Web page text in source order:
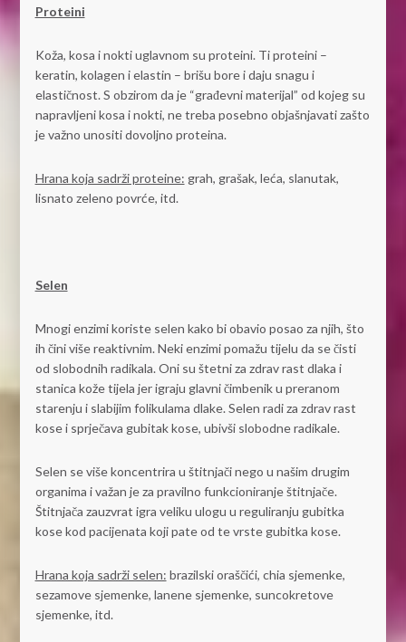
Proteini
Koža, kosa i nokti uglavnom su proteini. Ti proteini –
keratin, kolagen i elastin – brišu bore i daju snagu i
elastičnost. S obzirom da je “građevni materijal” od kojeg su
napravljeni kosa i nokti, ne treba posebno objašnjavati zašto
je važno unositi dovoljno proteina.
Hrana koja sadrži proteine: grah, grašak, leća, slanutak,
lisnato zeleno povrće, itd.
Selen
Mnogi enzimi koriste selen kako bi obavio posao za njih, što
ih čini više reaktivnim. Neki enzimi pomažu tijelu da se čisti
od slobodnih radikala. Oni su štetni za zdrav rast dlaka i
stanica kože tijela jer igraju glavni čimbenik u preranom
starenju i slabijim folikulama dlake. Selen radi za zdrav rast
kose i sprječava gubitak kose, ubivši slobodne radikale.
Selen se više koncentrira u štitnjači nego u našim drugim
organima i važan je za pravilno funkcioniranje štitnjače.
Štitnjača zauzvrat igra veliku ulogu u reguliranju gubitka
kose kod pacijenata koji pate od te vrste gubitka kose.
Hrana koja sadrži selen: brazilski oraščići, chia sjemenke,
sezamove sjemenke, lanene sjemenke, suncokretove
sjemenke, itd.